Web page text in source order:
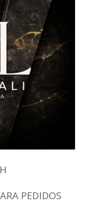
PEDIDOS